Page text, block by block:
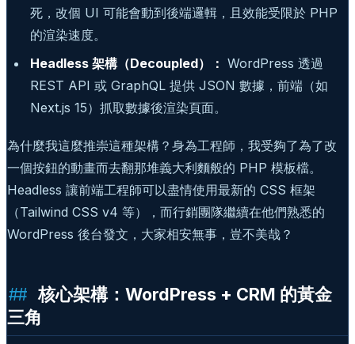
死，改個 UI 可能會動到後端邏輯，且效能受限於 PHP
的渲染速度。
Headless 架構（Decoupled）： WordPress 透過
REST API 或 GraphQL 提供 JSON 數據，前端（如
Next.js 15）抓取數據後渲染頁面。
為什麼我這麼推崇這種架構？身為工程師，我受夠了為了改
一個按鈕的動畫而去翻那堆義大利麵般的 PHP 模板檔。
Headless 讓前端工程師可以盡情使用最新的 CSS 框架
（Tailwind CSS v4 等），而行銷團隊繼續在他們熟悉的
WordPress 後台發文，大家相安無事，豈不美哉？
核心架構：WordPress + CRM 的黃金
三角